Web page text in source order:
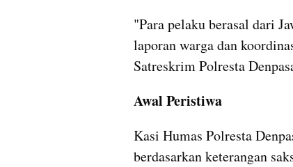
"Para pelaku berasal dari
laporan warga dan
Satreskrim Polresta
Awal Peristiwa
Kasi Humas Polresta
berdasarkan keterangan